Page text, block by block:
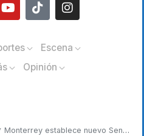
Escena
Opinión
Monterrey establece nuevo Sendero Seguro en la Universidad Metropolitana